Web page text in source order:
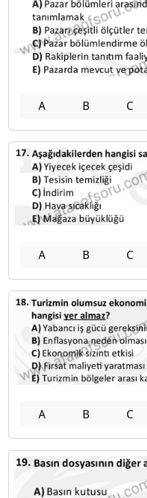
A B C
A B C
A B C